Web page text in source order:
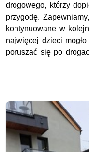
drogowego, którzy
przygodę.
kontynuowane w
najwięcej dzieci
poruszać się po